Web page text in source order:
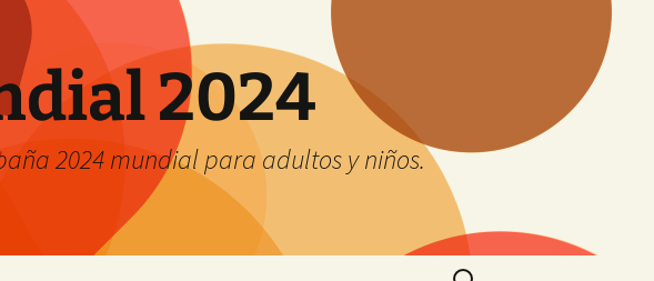
2024
2024 mundial para adultos y niños.
Buscar: